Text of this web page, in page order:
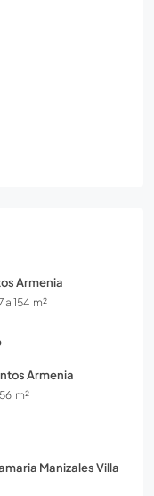
Armenia
a 154 m²
Armenia
m²
Manizales Villa